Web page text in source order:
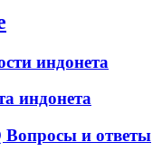
индонета
индонета
Вопросы и ответы